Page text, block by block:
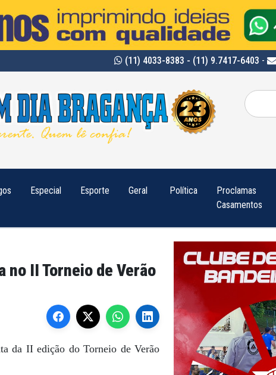
(11) 4033-8383 - (11) 9.7417-6403 -
Pesquisar
por:
Especial Esporte Geral Política
Proclamas
Casamentos
II Torneio de Verão
da II edição do Torneio de Verão